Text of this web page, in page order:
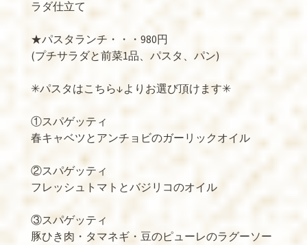
ラダ仕立て
★パスタランチ・・・980円
(プチサラダと前菜1品、パスタ、パン)
✳︎パスタはこちら↓よりお選び頂けます✳︎
①スパゲッティ
春キャベツとアンチョビのガーリックオイル
②スパゲッティ
フレッシュトマトとバジリコのオイル
③スパゲッティ
豚ひき肉・タマネギ・豆のピューレのラグーソー